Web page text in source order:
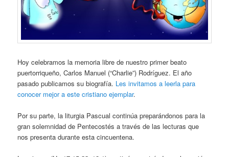
Hoy celebramos la memoria libre de nuestro primer beato
puertorriqueño, Carlos Manuel (“Charlie”) Rodríguez. El año
pasado publicamos su biografía. Les invitamos a leerla para
conocer mejor a este cristiano ejemplar.
Por su parte, la liturgia Pascual continúa preparándonos para la
gran solemnidad de Pentecostés a través de las lecturas que
nos presenta durante esta cincuentena.